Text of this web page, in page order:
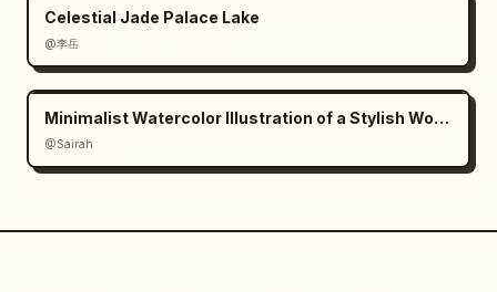
{"technical_drawings":12,"fabric_swatches":8,
"process_photos":23,"mini figure
sketches":10,"diagram_arrows":"molte sottili
frecce di annotazione e richiami numerati che
collegano le fasi del processo al capo
centrale"}},"text":{"headline_cn":"一件女装诞生
的因果链","headline_en":"THE CAUSAL CHAIN OF A
Celestial Jade Palace Lake
@李岳
Minimalist Watercolor Illustration of a Stylish Woman
@Sairah